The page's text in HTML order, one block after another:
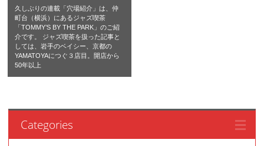
久しぶりの連載「穴場紹介」は、仲
町台（横浜）にあるジャズ喫茶
「TOMMY’S BY THE PARK」のご紹
介です。 ジャズ喫茶を扱った記事と
しては、岩手のベイシー、京都の
YAMATOYAにつぐ３店目。開店から
50年以上
Categories